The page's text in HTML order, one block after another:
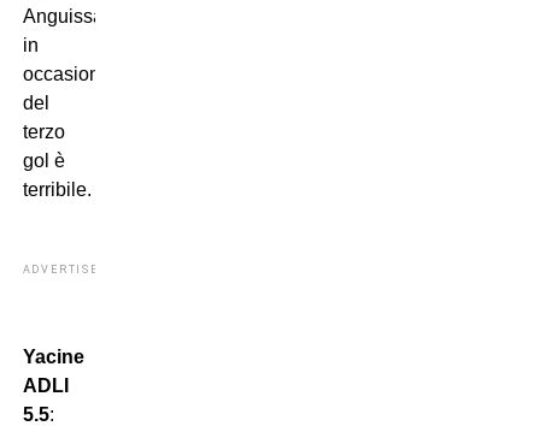
Anguissa
in
occasione
del
terzo
gol è
terribile.
ADVERTISEMENT
Yacine
ADLI
5.5: